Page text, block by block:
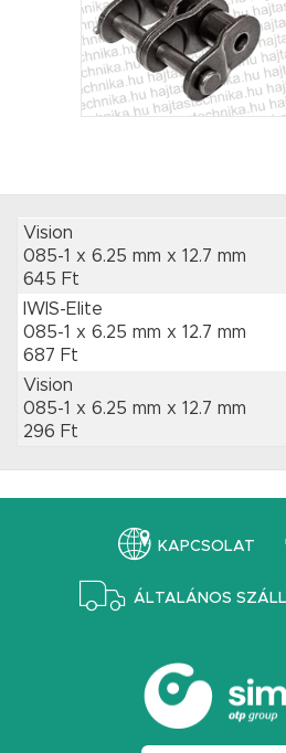
Vision
085-1 x 6.25 mm x 12.7 mm
645 Ft
IWIS-Elite
085-1 x 6.25 mm x 12.7 mm
687 Ft
Vision
085-1 x 6.25 mm x 12.7 mm
296 Ft
KAPCSOLAT
ÁLTALÁNOS